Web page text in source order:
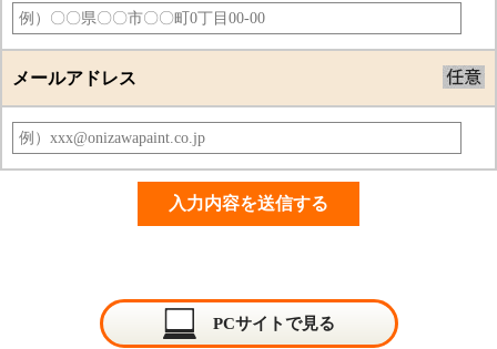
メールアドレス
PCサイトで見る